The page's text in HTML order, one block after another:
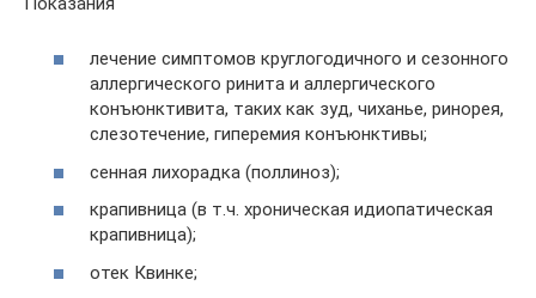
лечение симптомов круглогодичного и сезонного
аллергического ринита и аллергического
конъюнктивита, таких как зуд, чиханье, ринорея,
слезотечение, гиперемия конъюнктивы;
сенная лихорадка (поллиноз);
крапивница (в т.ч. хроническая идиопатическая
крапивница);
отек Квинке;